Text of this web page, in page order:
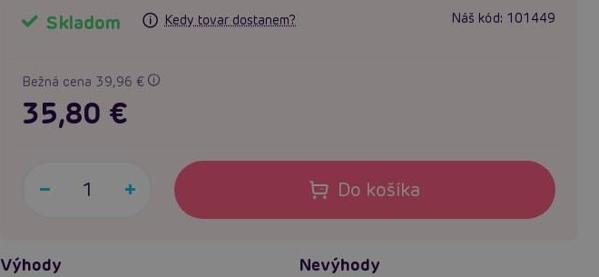
Skladom Kedy tovar dostanem? Náš kód: 101449
Bežná cena 39,96 €
35,80 €
Do košíka
Výhody Nevýhody